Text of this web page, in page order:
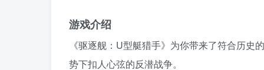
游戏介绍
《驱逐舰：U型艇猎手》为你带来了符合历
势下扣人心弦的反潜战争。